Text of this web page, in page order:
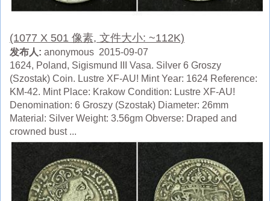
(1077 X 501 像素, 文件大小: ~112K)
发布人: anonymous 2015-09-07
1624, Poland, Sigismund III Vasa. Silver 6 Groszy
(Szostak) Coin. Lustre XF-AU! Mint Year: 1624 Reference:
KM-42. Mint Place: Krakow Condition: Lustre XF-AU!
Denomination: 6 Groszy (Szostak) Diameter: 26mm
Material: Silver Weight: 3.56gm Obverse: Draped and
crowned bust ...